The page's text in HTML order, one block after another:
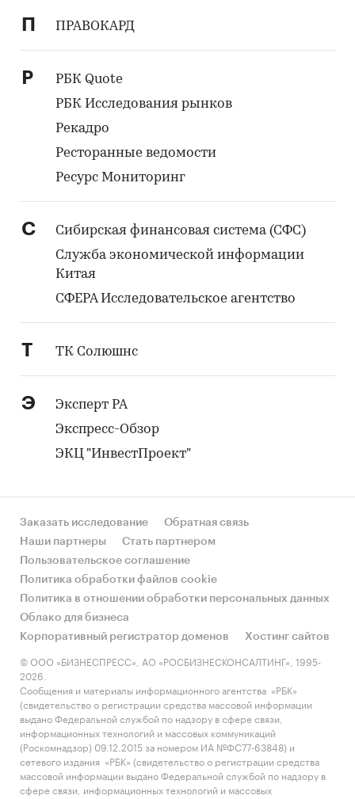
П ПРАВОКАРД
Р
РБК Quote
РБК Исследования рынков
Рекадро
Ресторанные ведомости
Ресурс Мониторинг
С
Сибирская финансовая система (СФС)
Служба экономической информации
Китая
СФЕРА Исследовательское агентство
Т ТК Солюшнс
Э
Эксперт РА
Экспресс-Обзор
ЭКЦ "ИнвестПроект"
Заказать исследование
Обратная связь
Наши партнеры
Стать партнером
Пользовательское соглашение
Политика обработки файлов cookie
Политика в отношении обработки персональных данных
Облако для бизнеса
Корпоративный регистратор доменов
Хостинг сайтов
© ООО «БИЗНЕСПРЕСС», АО «РОСБИЗНЕСКОНСАЛТИНГ», 1995-
2026.
Сообщения и материалы информационного агентства «РБК»
(свидетельство о регистрации средства массовой информации
выдано Федеральной службой по надзору в сфере связи,
информационных технологий и массовых коммуникаций
(Роскомнадзор) 09.12.2015 за номером ИА №ФС77-63848) и
сетевого издания «РБК» (свидетельство о регистрации средства
массовой информации выдано Федеральной службой по надзору в
сфере связи, информационных технологий и массовых